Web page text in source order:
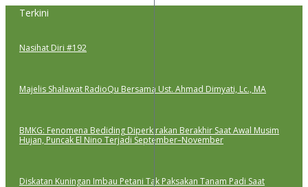
Lewati
Terkini
Nasihat Diri #192
Majelis Shalawat RadioQu Bersama Ust. Ahmad Dimyati, Lc., MA
BMKG: Fenomena Bediding Diperkirakan Berakhir Saat Awal Musim
Hujan, Puncak El Nino Terjadi September–November
Diskatan Kuningan Imbau Petani Tak Paksakan Tanam Padi Saat